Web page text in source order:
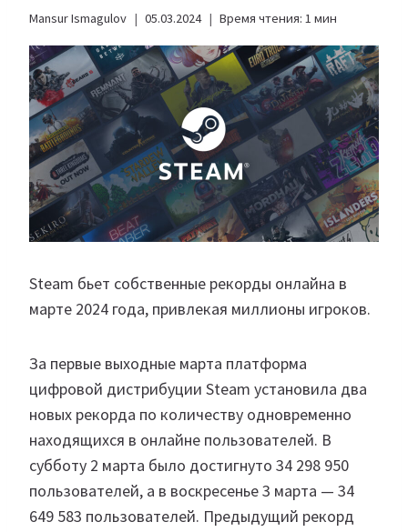
Mansur Ismagulov 05.03.2024 Время чтения: 1 мин
Steam бьет собственные рекорды онлайна в
марте 2024 года, привлекая миллионы игроков.
За первые выходные марта платформа
цифровой дистрибуции Steam установила два
новых рекорда по количеству одновременно
находящихся в онлайне пользователей. В
субботу 2 марта было достигнуто 34 298 950
пользователей, а в воскресенье 3 марта — 34
649 583 пользователей. Предыдущий рекорд